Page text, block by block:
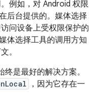
例如，对 Android 权限
后台提供的。媒体选择
问设备上受权限保护的
体选择工具的调用方知
。
终是最好的解决方案。
，因为它存在一